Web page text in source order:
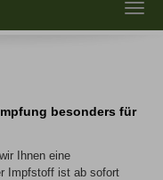
besonders für
Ihnen eine
Impfstoff ist ab sofort